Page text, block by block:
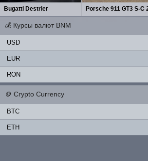
Bugatti Destrier
💰 Курсы валют BNM
USD
EUR
RON
🪙 Crypto Currency
BTC
ETH